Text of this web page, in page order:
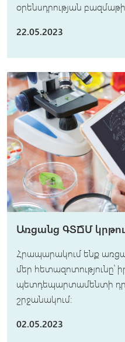
օրենսդրության
22.05.2023
Առցանց ԳՏՃՄ
Հրապարակում ենք
մեր
պետդեպարտամենտի
շրջանակում։
02.05.2023